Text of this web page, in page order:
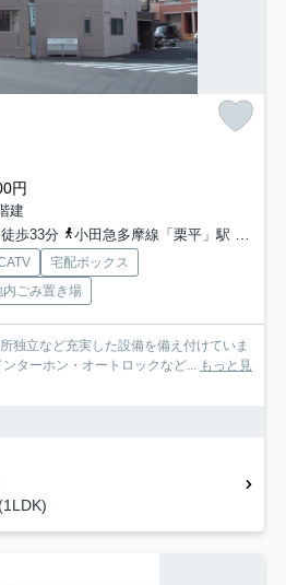
円
建
歩33分
小田急多摩線「栗平」駅 徒歩36分
宅配ボックス
内ごみ置き場
独立など充実した設備を備え付けていま
ターホン・オートロックなど... もっと見